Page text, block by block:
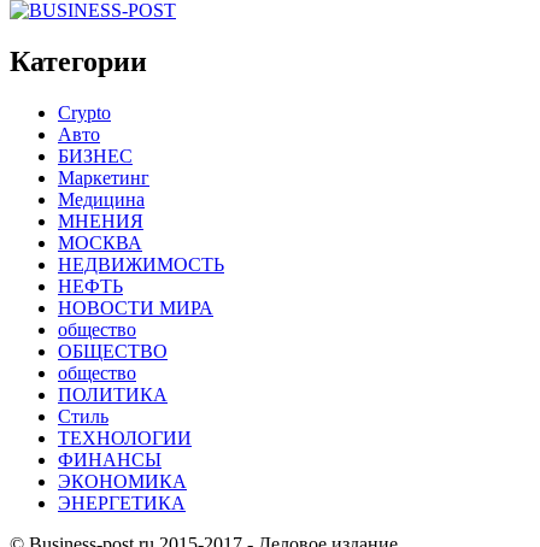
Категории
Crypto
Авто
БИЗНЕС
Маркетинг
Медицина
МНЕНИЯ
МОСКВА
НЕДВИЖИМОСТЬ
НЕФТЬ
НОВОСТИ МИРА
общество
ОБЩЕСТВО
общество
ПОЛИТИКА
Стиль
ТЕХНОЛОГИИ
ФИНАНСЫ
ЭКОНОМИКА
ЭНЕРГЕТИКА